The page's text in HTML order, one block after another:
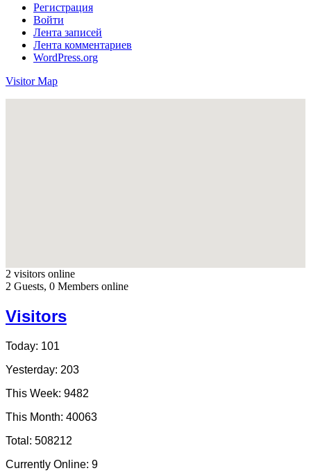
Регистрация
Войти
Лента записей
Лента комментариев
WordPress.org
Visitor Map
2 visitors online
2 Guests, 0 Members online
Visitors
Today: 101
Yesterday: 203
This Week: 9482
This Month: 40063
Total: 508212
Currently Online: 9